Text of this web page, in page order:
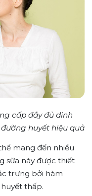
cấp đầy đủ dinh
huyết hiệu quả
mang đến nhiều
sữa này được thiết
trưng bởi hàm
thấp.